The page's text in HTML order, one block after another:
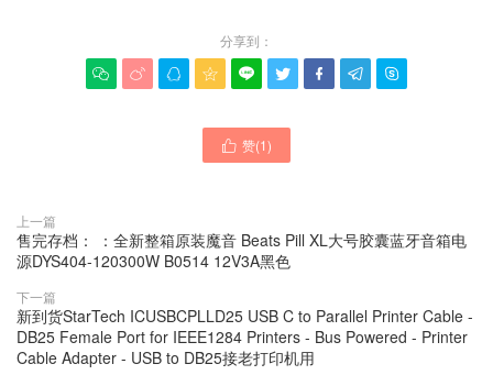
分享到：
        
 赞(1)
上一篇
售完存档： ：全新整箱原装魔音 Beats Pill XL大号胶囊蓝牙音箱电
源DYS404-120300W B0514 12V3A黑色
下一篇
新到货StarTech ICUSBCPLLD25 USB C to Parallel Printer Cable -
DB25 Female Port for IEEE1284 Printers - Bus Powered - Printer
Cable Adapter - USB to DB25接老打印机用